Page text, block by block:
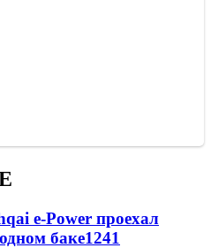
e-Power проехал
баке1241